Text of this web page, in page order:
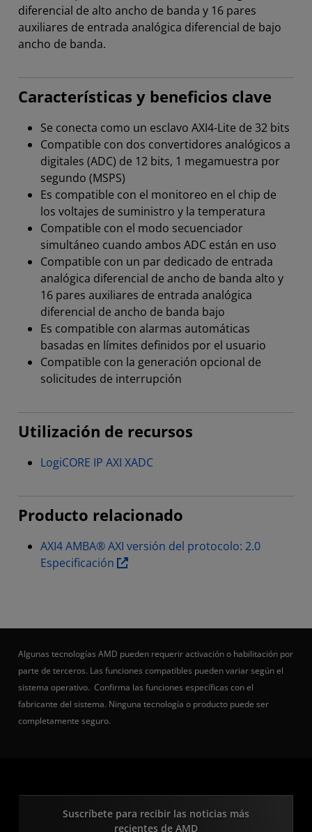
diferencial de alto ancho de banda y 16 pares
auxiliares de entrada analógica diferencial de bajo
ancho de banda.
Características y beneficios clave
Se conecta como un esclavo AXI4-Lite de 32 bits
Compatible con dos convertidores analógicos a
digitales (ADC) de 12 bits, 1 megamuestra por
segundo (MSPS)
Es compatible con el monitoreo en el chip de
los voltajes de suministro y la temperatura
Compatible con el modo secuenciador
simultáneo cuando ambos ADC están en uso
Compatible con un par dedicado de entrada
analógica diferencial de ancho de banda alto y
16 pares auxiliares de entrada analógica
diferencial de ancho de banda bajo
Es compatible con alarmas automáticas
basadas en límites definidos por el usuario
Compatible con la generación opcional de
solicitudes de interrupción
Utilización de recursos
LogiCORE IP AXI XADC
Producto relacionado
AXI4 AMBA® AXI versión del protocolo: 2.0
Especificación
Algunas tecnologías AMD pueden requerir activación o habilitación por
parte de terceros. Las funciones compatibles pueden variar según el
sistema operativo. Confirma las funciones específicas con el
fabricante del sistema. Ninguna tecnología o producto puede ser
completamente seguro.
Suscríbete para recibir las noticias más
recientes de AMD